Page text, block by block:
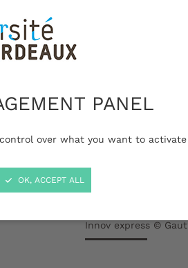
PANEL
over what you want to activate
OK, ACCEPT ALL
Innov express ©